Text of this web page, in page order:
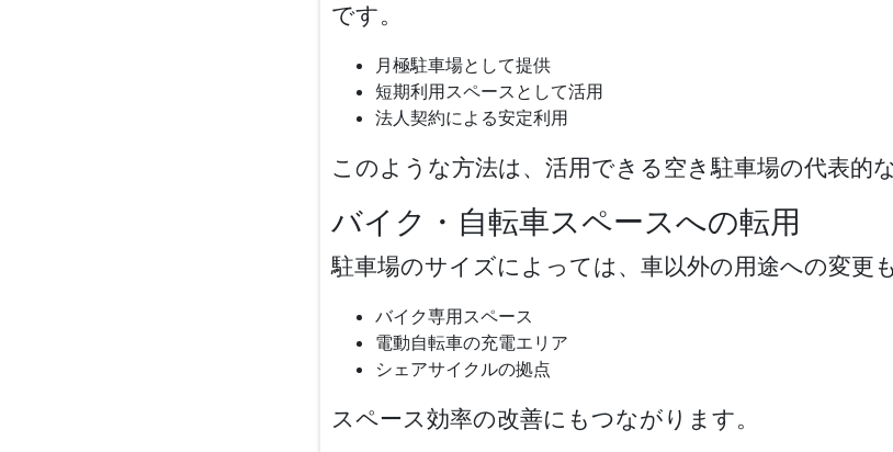
です。
月極駐車場として提供
短期利用スペースとして活用
法人契約による安定利用
このような方法は、 活用できる空き駐車場の代表的
バイク・自転車スペースへの転用
駐車場のサイズによっては、車以外の用途への変更
バイク専用スペース
電動自転車の充電エリア
シェアサイクルの拠点
スペース効率の改善にもつながります。